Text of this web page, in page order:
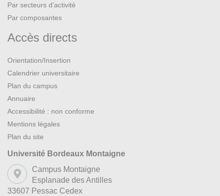
Par secteurs d’activité
Par composantes
Accès directs
Orientation/Insertion
Calendrier universitaire
Plan du campus
Annuaire
Accessibilité : non conforme
Mentions légales
Plan du site
Université Bordeaux Montaigne
Campus Montaigne
Esplanade des Antilles
33607 Pessac Cedex